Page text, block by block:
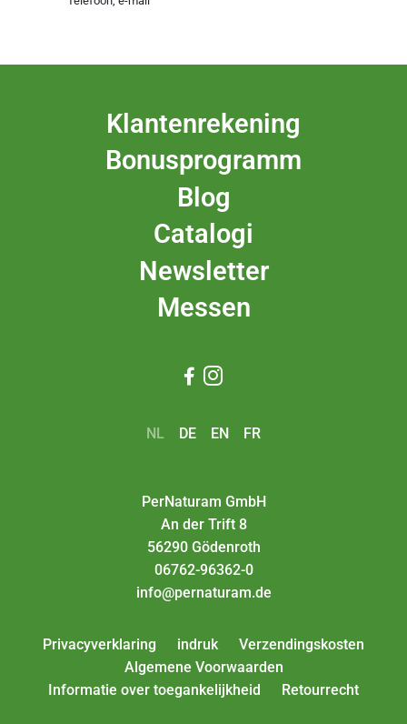
Klantenrekening
Bonusprogramm
Blog
Catalogi
Newsletter
Messen
 
NL DE EN FR
PerNaturam GmbH
An der Trift 8
56290 Gödenroth
06762-96362-0
info@pernaturam.de
Privacyverklaring indruk
Verzendingskosten
Algemene Voorwaarden
Informatie over toegankelijkheid
Retourrecht